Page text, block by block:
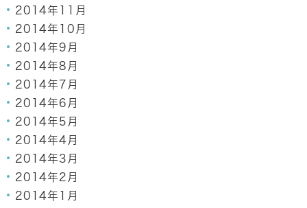
2014年11月
2014年10月
2014年9月
2014年8月
2014年7月
2014年6月
2014年5月
2014年4月
2014年3月
2014年2月
2014年1月